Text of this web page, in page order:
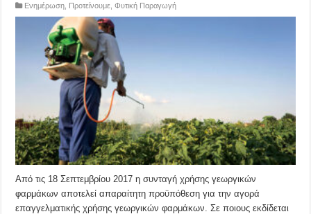
Ενημέρωση Προτείνουμε ,Φυτική Παραγωγή
Από τις 18 Σεπτεμβρίου 2017 η συνταγή χρήσης γεωργικών
φαρμάκων αποτελεί απαραίτητη προϋπόθεση για την αγορά
επαγγελματικής χρήσης γεωργικών φαρμάκων. Σε ποιους εκδίδεται